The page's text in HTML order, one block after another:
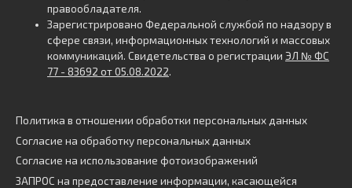
правообладателя.
Зарегистрировано Федеральной службой по надзору в
сфере связи, информационных технологий и массовых
коммуникаций. Свидетельства о регистрации ЭЛ № ФС
77 - 83692 от 05.08.2022.
Политика в отношении обработки персональных данных
Согласие на обработку персональных данных
Согласие на использование фотоизображений
ЗАПРОС на предоставление информации, касающейся